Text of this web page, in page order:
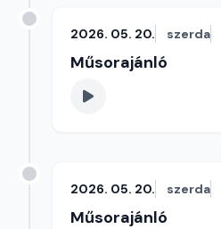
2026. 05. 20. szerda
Műsorajánló
2026. 05. 20. szerda
Műsorajánló